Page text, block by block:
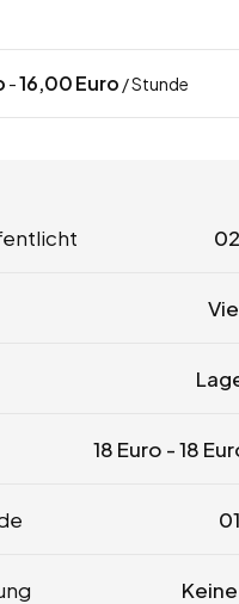
-16,00Euro / Stunde
18 Euro -18